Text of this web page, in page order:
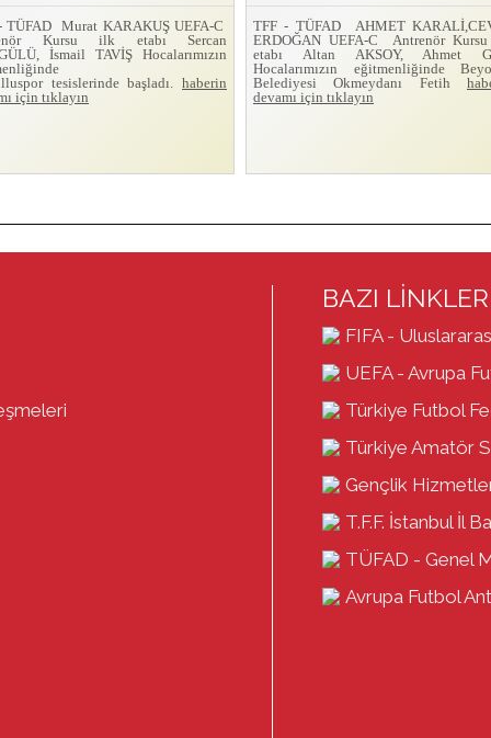
TÜFAD Murat KARAKUŞ UEFA-C
Kursu ilk etabı Sercan
İsmail TAVİŞ Hocalarımızın
tesislerinde başladı. haberin
için tıklayın
TFF - TÜFAD AHMET
ERDOĞAN UEFA-C Antrenör
etabı Altan AKSOY, Ahmet
Hocalarımızın eğitmenliğinde
Belediyesi Okmeydanı Fetih
devamı için tıklayın
BAZI LİNKLER
FIFA -
UEFA - Avrupa
Türkiye Futbol
Türkiye Amatör
Gençlik
T.F.F. İstanbul İl
TÜFAD - Genel
Avrupa Futbol